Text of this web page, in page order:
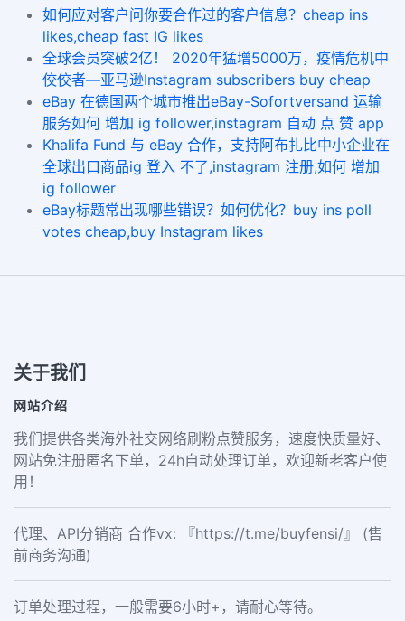
如何应对客户问你要合作过的客户信息？cheap ins
likes,cheap fast IG likes
全球会员突破2亿！ 2020年猛增5000万，疫情危机中
佼佼者—亚马逊Instagram subscribers buy cheap
eBay 在德国两个城市推出eBay-Sofortversand 运输
服务如何 增加 ig follower,instagram 自动 点 赞 app
Khalifa Fund 与 eBay 合作，支持阿布扎比中小企业在
全球出口商品ig 登入 不了,instagram 注册,如何 增加
ig follower
eBay标题常出现哪些错误？如何优化？buy ins poll
votes cheap,buy Instagram likes
关于我们
网站介绍
我们提供各类海外社交网络刷粉点赞服务，速度快质量好、
网站免注册匿名下单，24h自动处理订单，欢迎新老客户使
用！
代理、API分销商 合作vx: 『https://t.me/buyfensi/』 (售
前商务沟通)
订单处理过程，一般需要6小时+，请耐心等待。